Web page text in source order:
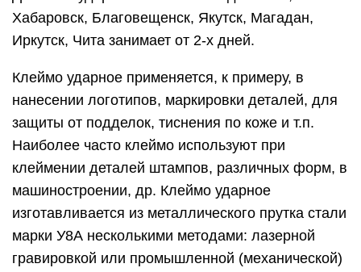
Хабаровск, Благовещенск, Якутск, Магадан,
Иркутск, Чита занимает от 2-х дней.
Клеймо ударное применяется, к примеру, в
нанесении логотипов, маркировки деталей, для
защиты от подделок, тиснения по коже и т.п.
Наиболее часто клеймо используют при
клеймении деталей штампов, различных форм, в
машиностроении, др. Клеймо ударное
изготавливается из металлического прутка стали
марки У8А несколькими методами: лазерной
гравировкой или промышленной (механической)